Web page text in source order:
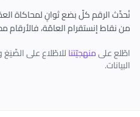
نُحدِّث الرقم كلّ بضع ثوانٍ لمحاكاة
من نقاط إنستقرام العامّة،
اطّلع علىمنهجيّتناللاطّلاع على
البيانات.